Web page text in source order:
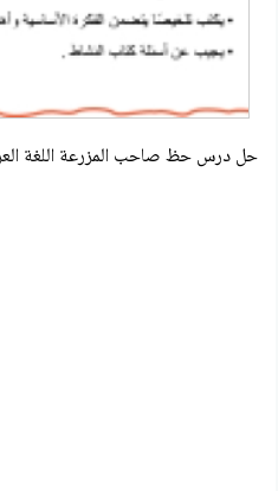
حل درس حظ صاحب المزرعة اللغة